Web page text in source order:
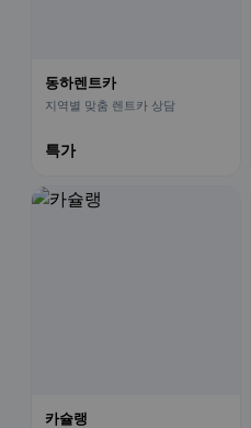
동하렌트카
지역별 맞춤 렌트카 상담
특가
카슐랭